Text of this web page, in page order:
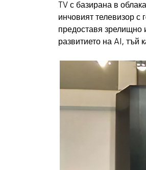
TV с базирана в
инчовият телевизор с
предоставя зрелищно
развитието на AI, тъй